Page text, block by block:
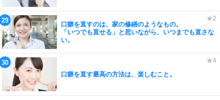
口癖を直すのは、家の修繕のようなもの。
「いつでも直せる」と思いながら、いつまでも直さな
い。
口癖を直す最高の方法は、楽しむこと。